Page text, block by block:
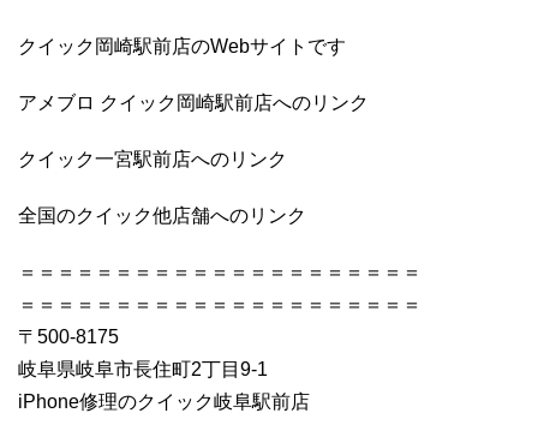
クイック岡崎駅前店のWebサイトです
アメブロ クイック岡崎駅前店へのリンク
クイック一宮駅前店へのリンク
全国のクイック他店舗へのリンク
＝＝＝＝＝＝＝＝＝＝＝＝＝＝＝＝＝＝＝＝＝
＝＝＝＝＝＝＝＝＝＝＝＝＝＝＝＝＝＝＝＝＝
〒500-8175
岐阜県岐阜市長住町2丁目9-1
iPhone修理のクイック岐阜駅前店